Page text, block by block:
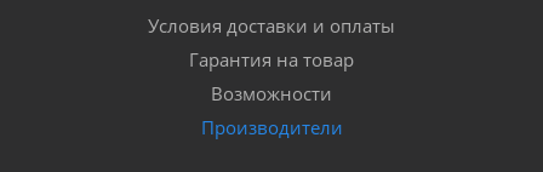
Условия доставки и оплаты
Гарантия на товар
Возможности
Производители